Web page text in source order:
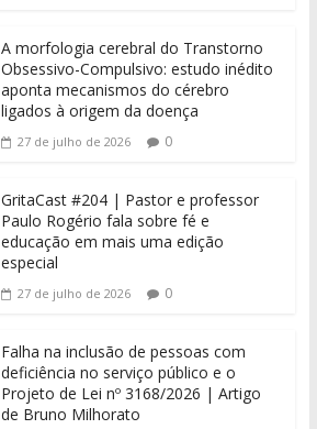
A morfologia cerebral do Transtorno
Obsessivo-Compulsivo: estudo inédito
aponta mecanismos do cérebro
ligados à origem da doença
27 de julho de 2026 0
GritaCast #204 | Pastor e professor
Paulo Rogério fala sobre fé e
educação em mais uma edição
especial
27 de julho de 2026 0
Falha na inclusão de pessoas com
deficiência no serviço público e o
Projeto de Lei nº 3168/2026 | Artigo
de Bruno Milhorato